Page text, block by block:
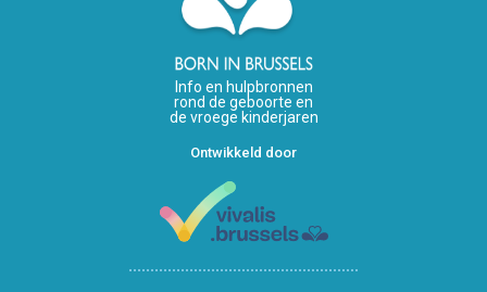
Info en hulpbronnen
rond de geboorte en
de vroege kinderjaren
Ontwikkeld door